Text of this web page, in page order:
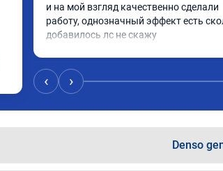
и на мой взгляд качественно сделали
работу, однозначный эффект есть
добавилось лс не скажу
‹ ›
Denso